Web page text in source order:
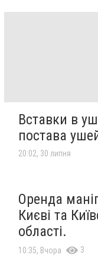
Вставки в
постава
20:02, 30 липня
Оренда
Києві та
області.
10:35, Вчора 3